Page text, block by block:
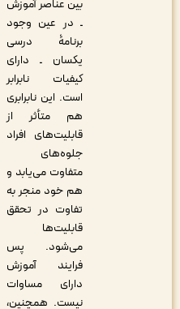
بین عناصر آموزش
ـ در عین وجود
برنامۀ درسی
یکسان ـ دارای
کیفیات نابرابر
است. این نابرابری
هم متأثر از
قابلیت‌های افراد
جلوه‌های
متفاوت می‌یابد و
هم خود منجر به
تفاوت در تحقق
قابلیت‌ها
می‌شود. پس
فرایند آموزش
دارای مساوات
نیست. همچنین،